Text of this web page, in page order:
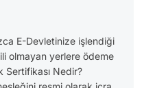
E-Devletinize işlendiği
olmayan yerlere ödeme
Sertifikası Nedir?